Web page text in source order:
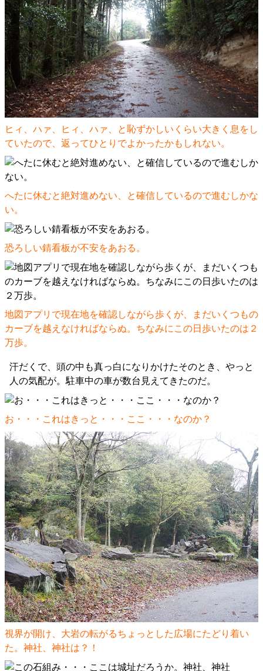
ヒィ、ハァ、ヒィ、ハァ、と恥ずかしいくらい大きく息をし
ていたので、返ってひとりでよかったかもしれない。
へたに休むと絶対進めない、と確信しているので進むしかな
い。
恐ろしい錆看板が不安をあおる。
地図アプリで現在地を確認しながら歩くが、まだいくつもの
カーブを越えなければならぬ。ちなみにこの日歩いたのは２
万歩。
汗だくで、頭の中も真っ白になりかけたそのとき、やっと
人の気配が。駐車中の車が数台見えてきたのだ。
お・・・これはきっと・・・ここ・・・なのか？
視界が開け、大岩の転がるちょっとした広場にたどり着い
た。神社、神社は？！